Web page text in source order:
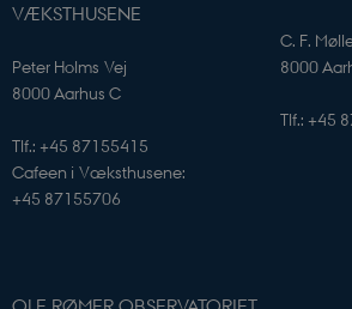
VÆKSTHUSENE
Peter Holms Vej
8000 Aarhus C
Tlf.: +45 87155415
Cafeen i Væksthusene:
+45 87155706
C. F.
8000
Tlf.: +45
VISITOR_PRIVACY_METADATA